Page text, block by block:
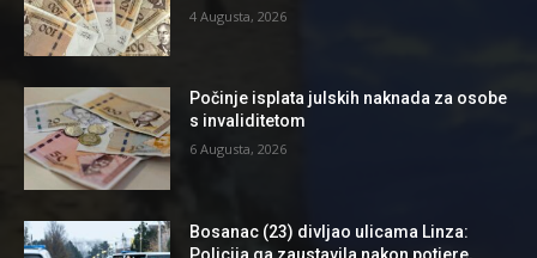
4 Augusta, 2026
Počinje isplata julskih naknada za osobe
s invaliditetom
6 Augusta, 2026
Bosanac (23) divljao ulicama Linza: